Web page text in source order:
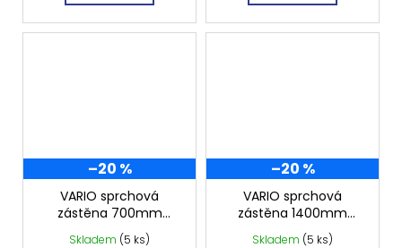
–20 %
VARIO sprchová
zástěna 700mm
matné sklo GX1470
Skladem (5 ks)
–20 %
VARIO sprchová
zástěna 1400mm
tmavé sklo GX1314
Skladem (5 ks)